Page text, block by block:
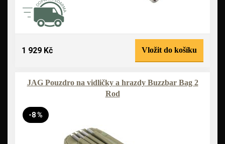
1 929 Kč Vložit do košíku
JAG Pouzdro na vidličky a hrazdy Buzzbar Bag 2
Rod
-8 %